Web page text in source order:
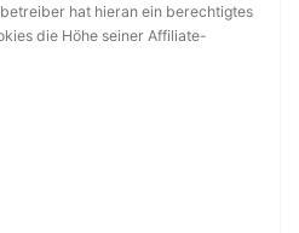
hat hieran ein berechtigtes
die Höhe seiner Affiliate-